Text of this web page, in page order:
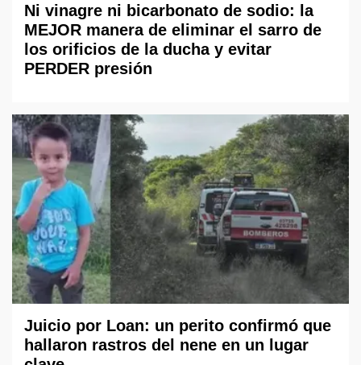
Ni vinagre ni bicarbonato de sodio: la
MEJOR manera de eliminar el sarro de
los orificios de la ducha y evitar
PERDER presión
Juicio por Loan: un perito confirmó que
hallaron rastros del nene en un lugar